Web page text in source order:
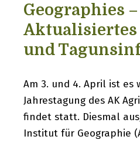
Geographies –
Aktualisiertes
und
Am 3. und 4. April ist es
Jahrestagung des AK
findet statt. Diesmal
Institut für Geographie